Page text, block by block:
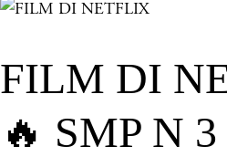
FILM DI
🔥 SMP N